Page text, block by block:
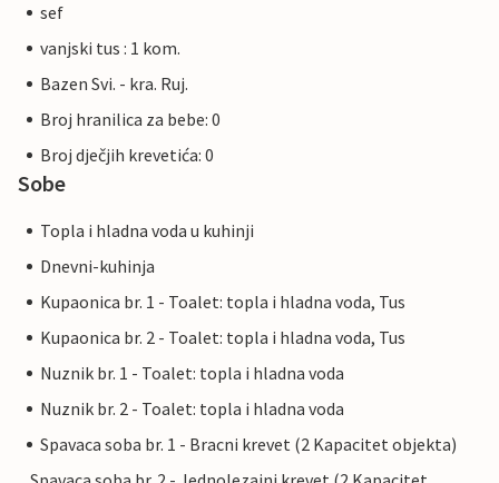
sef
vanjski tus : 1 kom.
Bazen Svi. - kra. Ruj.
Broj hranilica za bebe: 0
Broj dječjih krevetića: 0
Sobe
Topla i hladna voda u kuhinji
Dnevni-kuhinja
Kupaonica br. 1 - Toalet: topla i hladna voda, Tus
Kupaonica br. 2 - Toalet: topla i hladna voda, Tus
Nuznik br. 1 - Toalet: topla i hladna voda
Nuznik br. 2 - Toalet: topla i hladna voda
Spavaca soba br. 1 - Bracni krevet (2 Kapacitet objekta)